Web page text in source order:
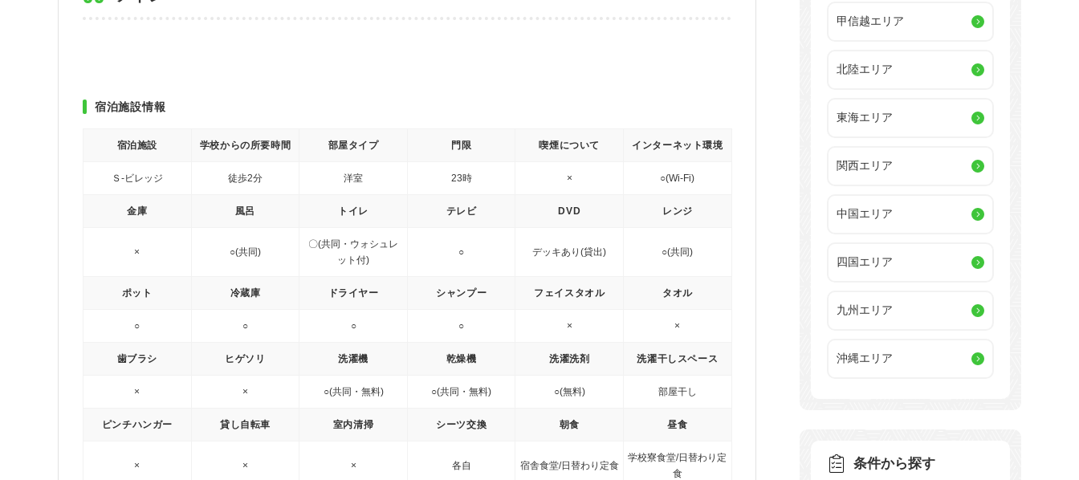
宿泊施設情報
宿泊施設
Ｓ-ビレッジ
学校からの所要時間
徒歩2分
部屋タイプ
洋室
門限
23時
喫煙について
×
インターネット環境
○(Wi-Fi)
金庫
×
風呂
○(共同)
トイレ
〇(共同・ウォシュレ
ット付)
テレビ
○
DVD
デッキあり(貸出)
レンジ
○(共同)
ポット
○
冷蔵庫
○
ドライヤー
○
シャンプー
○
フェイスタオル
×
タオル
×
歯ブラシ
×
ヒゲソリ
×
洗濯機
○(共同・無料)
乾燥機
○(共同・無料)
洗濯洗剤
○(無料)
洗濯干しスペース
部屋干し
ピンチハンガー
×
貸し自転車
×
室内清掃
×
シーツ交換
各自
朝食
宿舎食堂/日替わり定食
昼食
学校寮食堂/日替わり定
食
甲信越エリア
北陸エリア
東海エリア
関西エリア
中国エリア
四国エリア
九州エリア
沖縄エリア
条件から探す